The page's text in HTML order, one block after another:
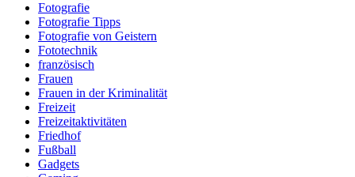
Fotografie
Fotografie Tipps
Fotografie von Geistern
Fototechnik
französisch
Frauen
Frauen in der Kriminalität
Freizeit
Freizeitaktivitäten
Friedhof
Fußball
Gadgets